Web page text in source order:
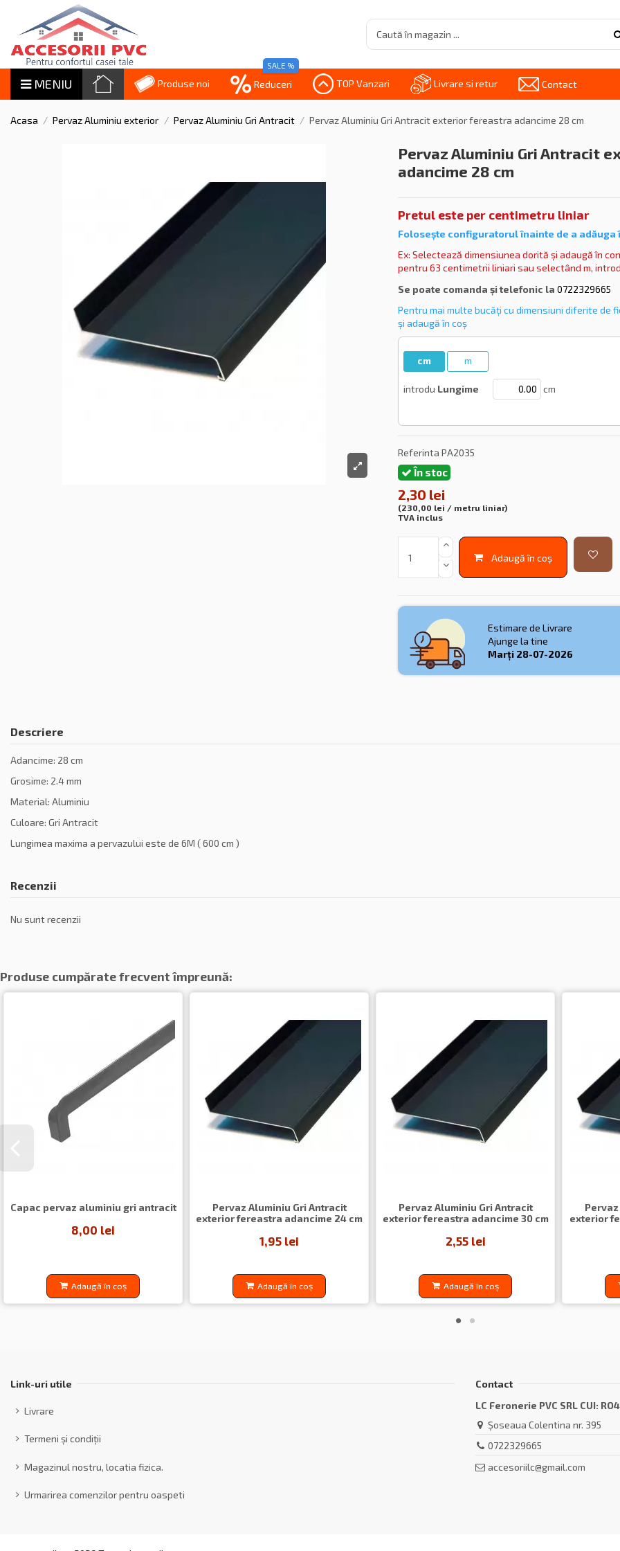
MENIU Produse noi Reduceri
SALE %
TOP Vanzari Livrare si retur Contact
Acasa Pervaz Aluminiu exterior Pervaz Aluminiu Gri Antracit Pervaz Aluminiu Gri Antracit exterior fereastra adancime 28 cm
Pervaz Aluminiu Gri Antracit
adancime 28 cm
Pretul este per centimetru liniar
Folosește configuratorul înainte de a adăuga
Ex: Selectează dimensiunea dorită și adaugă în
pentru 63 centimetrii liniari sau selectând m,
Se poate comanda și telefonic la 0722329665
Pentru mai multe bucăți cu dimensiuni diferite de
și adaugă în coș
cm m
introdu Lungime cm
Referinta PA2035
În stoc
2,30 lei
(230,00 lei / metru liniar)
TVA inclus
Adaugă în coș
Estimare de Livrare
Ajunge la tine
Marți 28-07-2026
Descriere
Adancime: 28 cm
Grosime: 2.4 mm
Material: Aluminiu
Culoare: Gri Antracit
Lungimea maxima a pervazului este de 6M ( 600 cm )
Recenzii
Nu sunt recenzii
Produse cumpărate frecvent împreună:
Capac pervaz aluminiu gri antracit
8,00 lei
Adaugă în coș
Pervaz Aluminiu Gri Antracit
exterior fereastra adancime 24 cm
1,95 lei
Adaugă în coș
Pervaz Aluminiu Gri Antracit
exterior fereastra adancime 30 cm
2,55 lei
Adaugă în coș
exterior
Link-uri utile
Livrare
Termeni și condiții
Magazinul nostru, locatia fizica.
Urmarirea comenzilor pentru oaspeti
Contact
LC Feronerie PVC SRL CUI:
Șoseaua Colentina nr. 395
0722329665
accesoriilc@gmail.com